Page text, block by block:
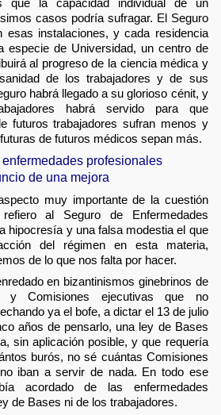
casos podría sufragar. El Seguro
esas instalaciones, y cada residencia
especie de Universidad, un centro de
al progreso de la ciencia médica y
de los trabajadores y de sus
habrá llegado a su glorioso cénit, y
habrá servido para que
futuros trabajadores sufran menos y
de futuros médicos sepan más.
profesionales
de una mejora
muy importante de la cuestión
al Seguro de Enfermedades
hipocresía y una falsa modestia el que
del régimen en esta materia,
de lo que nos falta por hacer.
en bizantinismos ginebrinos de
y Comisiones ejecutivas que no
ya el bofe, a dictar el 13 de julio
años de pensarlo, una ley de Bases
sin aplicación posible, y que requería
burós, no sé cuántas Comisiones
iban a servir de nada. En todo ese
acordado de las enfermedades
de Bases ni de los trabajadores.